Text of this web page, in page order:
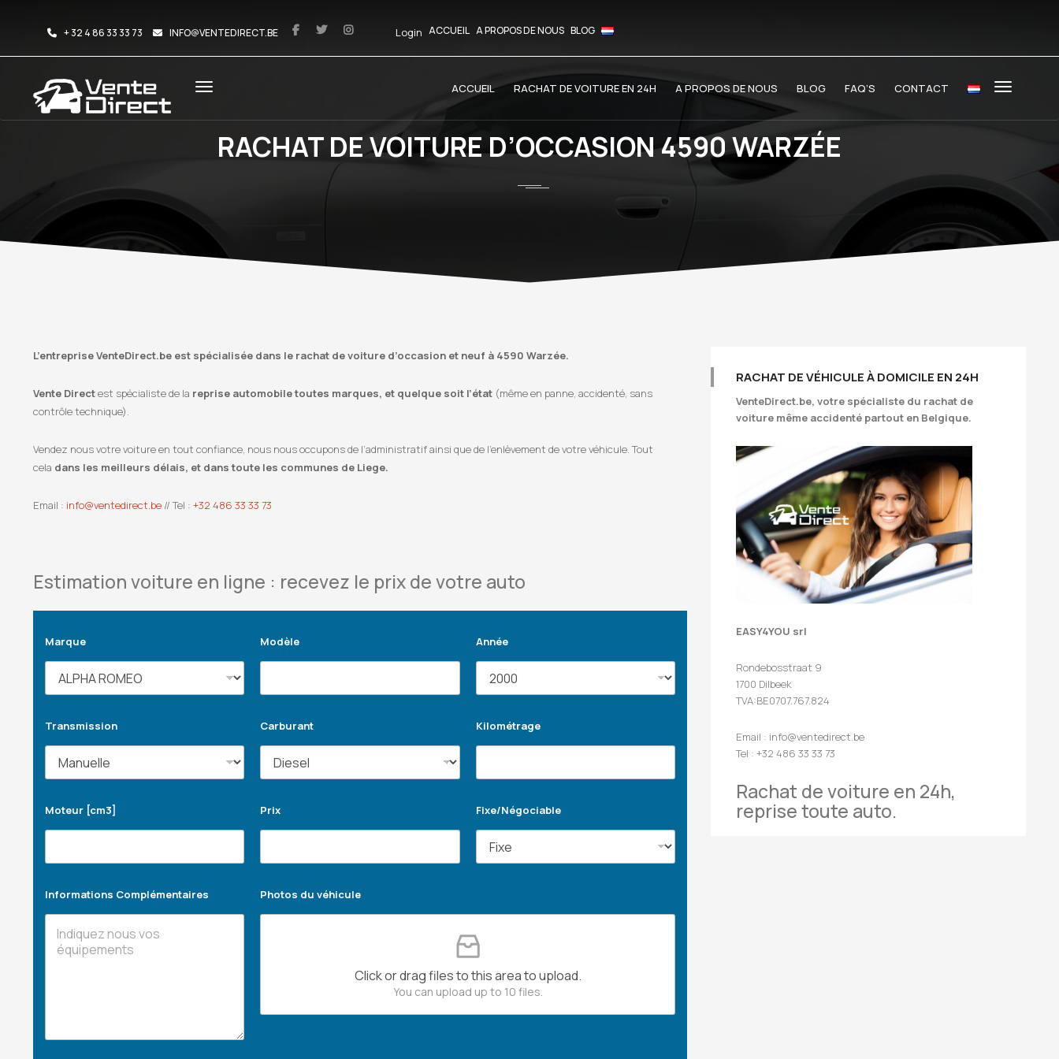
+ 32 4 86 33 33 73 INFO@VENTEDIRECT.BE Login ACCUEIL A PROPOS DE NOUS BLOG
ACCUEIL RACHAT DE VOITURE EN 24H A PROPOS DE NOUS BLOG FAQ’S CONTACT
RACHAT DE VOITURE D’OCCASION 4590 WARZÉE
L’entreprise VenteDirect.be est spécialisée dans le rachat de voiture d’occasion et neuf à 4590 Warzée.
Vente Directest spécialiste de la reprise automobile toutes marques, et quelque soit l’état (même en panne, accidenté, sans
contrôle technique).
Vendez nous votre voiture en tout confiance, nous nous occupons de l’administratif ainsi que de l’enlèvement de votre véhicule. Tout
cela dans les meilleurs délais, et dans toute les communes de Liege.
Email : info@ventedirect.be // Tel : +32 486 33 33 73
Estimation voiture en ligne : recevez le prix de votre auto
Marque Modèle Année
Transmission Carburant Kilométrage
Moteur [cm3] Prix Fixe/Négociable
Informations Complémentaires Photos du véhicule
Click or drag files to this area to upload.
You can upload up to 10 files.
RACHAT DE VÉHICULE À DOMICILE EN 24H
VenteDirect.be, votre spécialiste du rachat de
voiture même accidenté partout en Belgique.
EASY4YOU srl
Rondebosstraat 9
1700 Dilbeek
TVA:BE0707.767.824
Email : info@ventedirect.be
Tel : +32 486 33 33 73
Rachat de voiture en 24h,
reprise toute auto.